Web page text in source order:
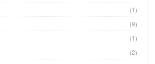
(1)
(9)
(1)
(2)